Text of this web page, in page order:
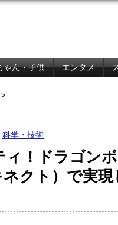
ゃん・子供 エンタメ
>
科学・技術
ィ！ドラゴン
クト）で実